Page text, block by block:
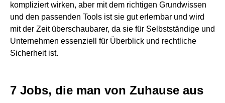
kompliziert wirken, aber mit dem richtigen Grundwissen
und den passenden Tools ist sie gut erlernbar und wird
mit der Zeit überschaubarer, da sie für Selbstständige und
Unternehmen essenziell für Überblick und rechtliche
Sicherheit ist.
7 Jobs, die man von Zuhause aus